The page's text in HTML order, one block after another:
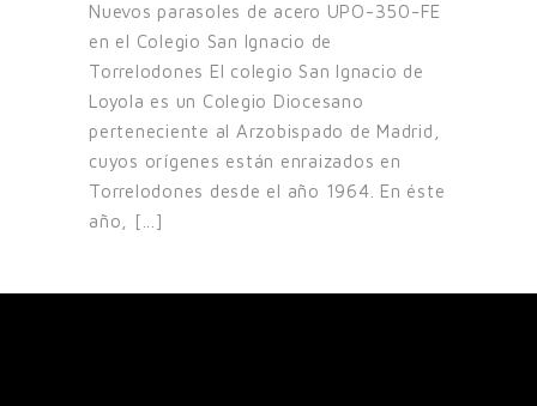
Nuevos parasoles de acero UPO-350-FE
en el Colegio San Ignacio de
Torrelodones El colegio San Ignacio de
Loyola es un Colegio Diocesano
perteneciente al Arzobispado de Madrid,
cuyos orígenes están enraizados en
Torrelodones desde el año 1964. En éste
año, [...]